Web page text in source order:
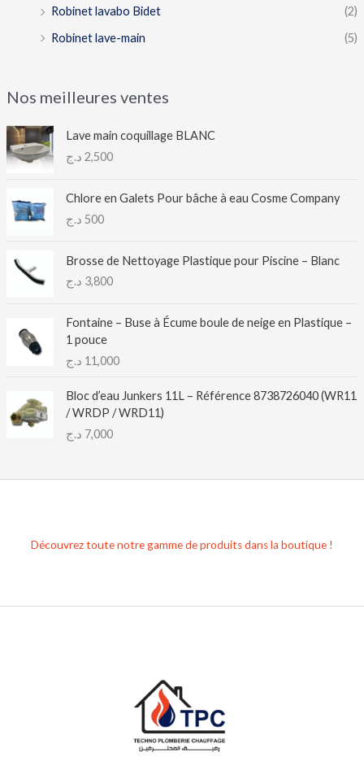
Robinet lavabo Bidet
(2)
Robinet lave-main
(5)
Nos meilleures ventes
Lave main coquillage BLANC
2,500 د.ج
Chlore en Galets Pour bâche à eau Cosme Company
500 د.ج
Brosse de Nettoyage Plastique pour Piscine – Blanc
3,800 د.ج
Fontaine – Buse à Écume boule de neige en Plastique –
1 pouce
11,000 د.ج
Bloc d’eau Junkers 11L – Référence 8738726040 (WR11
/ WRDP / WRD11)
7,000 د.ج
Découvrez toute notre gamme de produits dans la boutique !